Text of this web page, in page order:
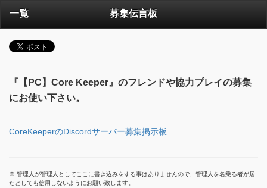
一覧 募集伝言板
『【PC】Core Keeper』のフレンドや協力プレイの募集
にお使い下さい。
CoreKeeperのDiscordサーバー募集掲示板
※ 管理人が管理人としてここに書き込みをする事はありませんので、管理人を名乗る者が居
たとしても信用しないようにお願い致します。